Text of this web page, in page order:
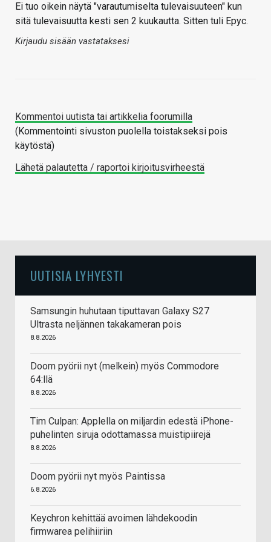
Ei tuo oikein näytä "varautumiselta tulevaisuuteen" kun
sitä tulevaisuutta kesti sen 2 kuukautta. Sitten tuli Epyc.
Kirjaudu sisään vastataksesi
Kommentoi uutista tai artikkelia foorumilla
(Kommentointi sivuston puolella toistakseksi pois
käytöstä)
Lähetä palautetta / raportoi kirjoitusvirheestä
UUTISIA LYHYESTI
Samsungin huhutaan tiputtavan Galaxy S27
Ultrasta neljännen takakameran pois
8.8.2026
Doom pyörii nyt (melkein) myös Commodore
64:llä
8.8.2026
Tim Culpan: Applella on miljardin edestä iPhone-
puhelinten siruja odottamassa muistipiirejä
8.8.2026
Doom pyörii nyt myös Paintissa
6.8.2026
Keychron kehittää avoimen lähdekoodin
firmwarea pelihiiriin